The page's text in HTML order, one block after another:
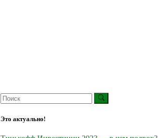
Это актуально!